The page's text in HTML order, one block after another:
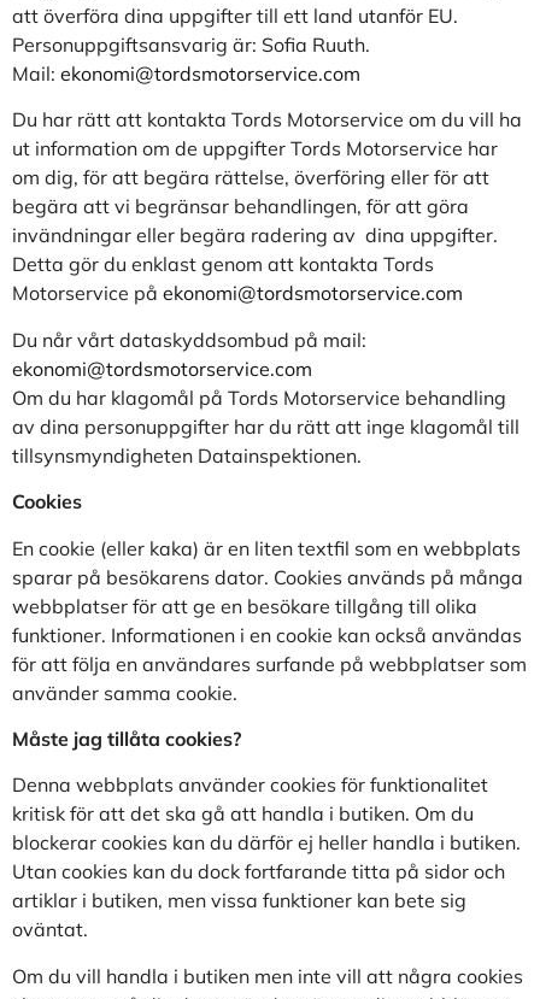
att överföra dina uppgifter till ett land utanför EU.
Personuppgiftsansvarig är: Sofia Ruuth.
Mail: ekonomi@tordsmotorservice.com
Du har rätt att kontakta Tords Motorservice om du vill ha
ut information om de uppgifter Tords Motorservice har
om dig, för att begära rättelse, överföring eller för att
begära att vi begränsar behandlingen, för att göra
invändningar eller begära radering av dina uppgifter.
Detta gör du enklast genom att kontakta Tords
Motorservice på ekonomi@tordsmotorservice.com
Du når vårt dataskyddsombud på mail:
ekonomi@tordsmotorservice.com
Om du har klagomål på Tords Motorservice behandling
av dina personuppgifter har du rätt att inge klagomål till
tillsynsmyndigheten Datainspektionen.
Cookies
En cookie (eller kaka) är en liten textfil som en webbplats
sparar på besökarens dator. Cookies används på många
webbplatser för att ge en besökare tillgång till olika
funktioner. Informationen i en cookie kan också användas
för att följa en användares surfande på webbplatser som
använder samma cookie.
Måste jag tillåta cookies?
Denna webbplats använder cookies för funktionalitet
kritisk för att det ska gå att handla i butiken. Om du
blockerar cookies kan du därför ej heller handla i butiken.
Utan cookies kan du dock fortfarande titta på sidor och
artiklar i butiken, men vissa funktioner kan bete sig
oväntat.
Om du vill handla i butiken men inte vill att några cookies